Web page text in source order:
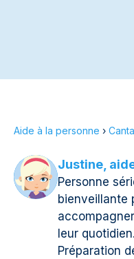
Aide à la personne ›
Justine,
Personne
bienveillante
leur
Préparation